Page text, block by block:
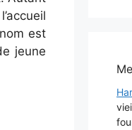
est
jeune